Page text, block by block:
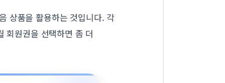
상품을 활용하는 것입니다. 각
회원권을 선택하면 좀 더